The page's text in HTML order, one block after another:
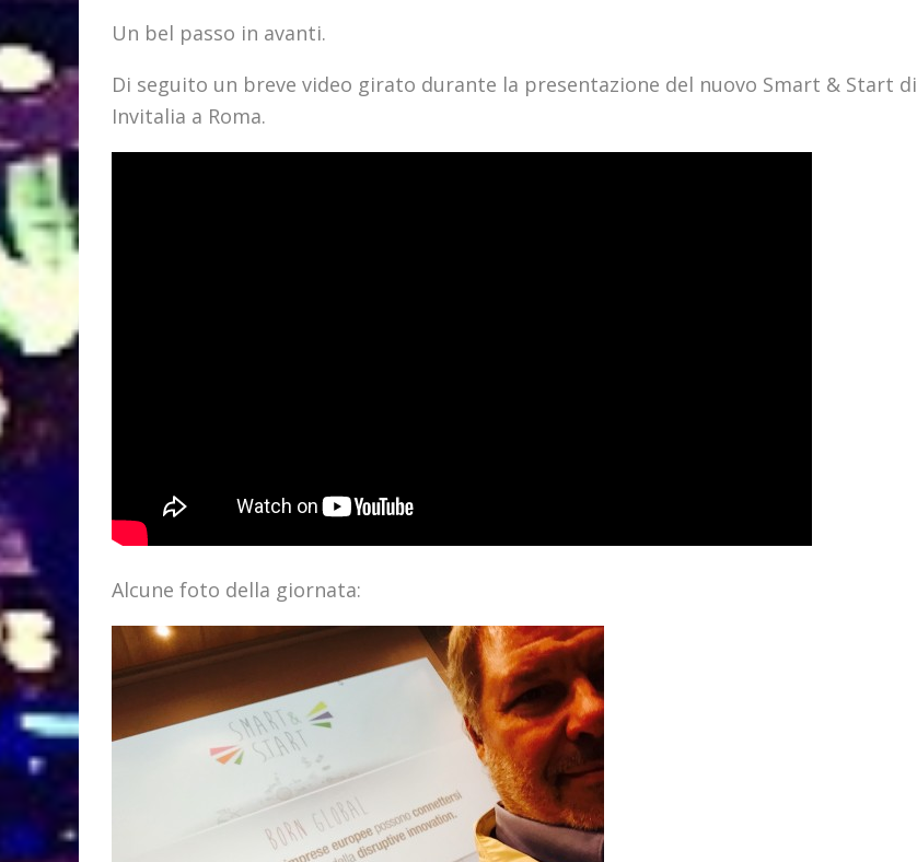
Un bel passo in avanti.
Di seguito un breve video girato durante la presentazione del nuovo Smart & Start di
Invitalia a Roma.
Alcune foto della giornata: